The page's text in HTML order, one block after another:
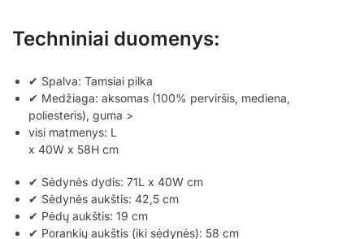
Techniniai duomenys:
✔ Spalva: Tamsiai pilka
✔ Medžiaga: aksomas (100% perviršis, mediena,
poliesteris), guma >
visi matmenys: L
x 40W x 58H cm
✔ Sėdynės dydis: 71L x 40W cm
✔ Sėdynės aukštis: 42,5 cm
✔ Pėdų aukštis: 19 cm
✔ Porankių aukštis (iki sėdynės): 58 cm